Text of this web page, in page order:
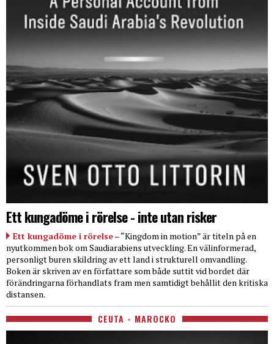
Ett kungadöme i rörelse - inte utan risker
Ett kungadöme i rörelse– “Kingdom in motion” är titeln på en
nyutkommen bok om Saudiarabiens utveckling. En välinformerad,
personligt buren skildring av ett land i strukturell omvandling.
Boken är skriven av en författare som både suttit vid bordet där
förändringarna förhandlats fram men samtidigt behållit den kritiska
distansen.
CEUTA - MAROCKO